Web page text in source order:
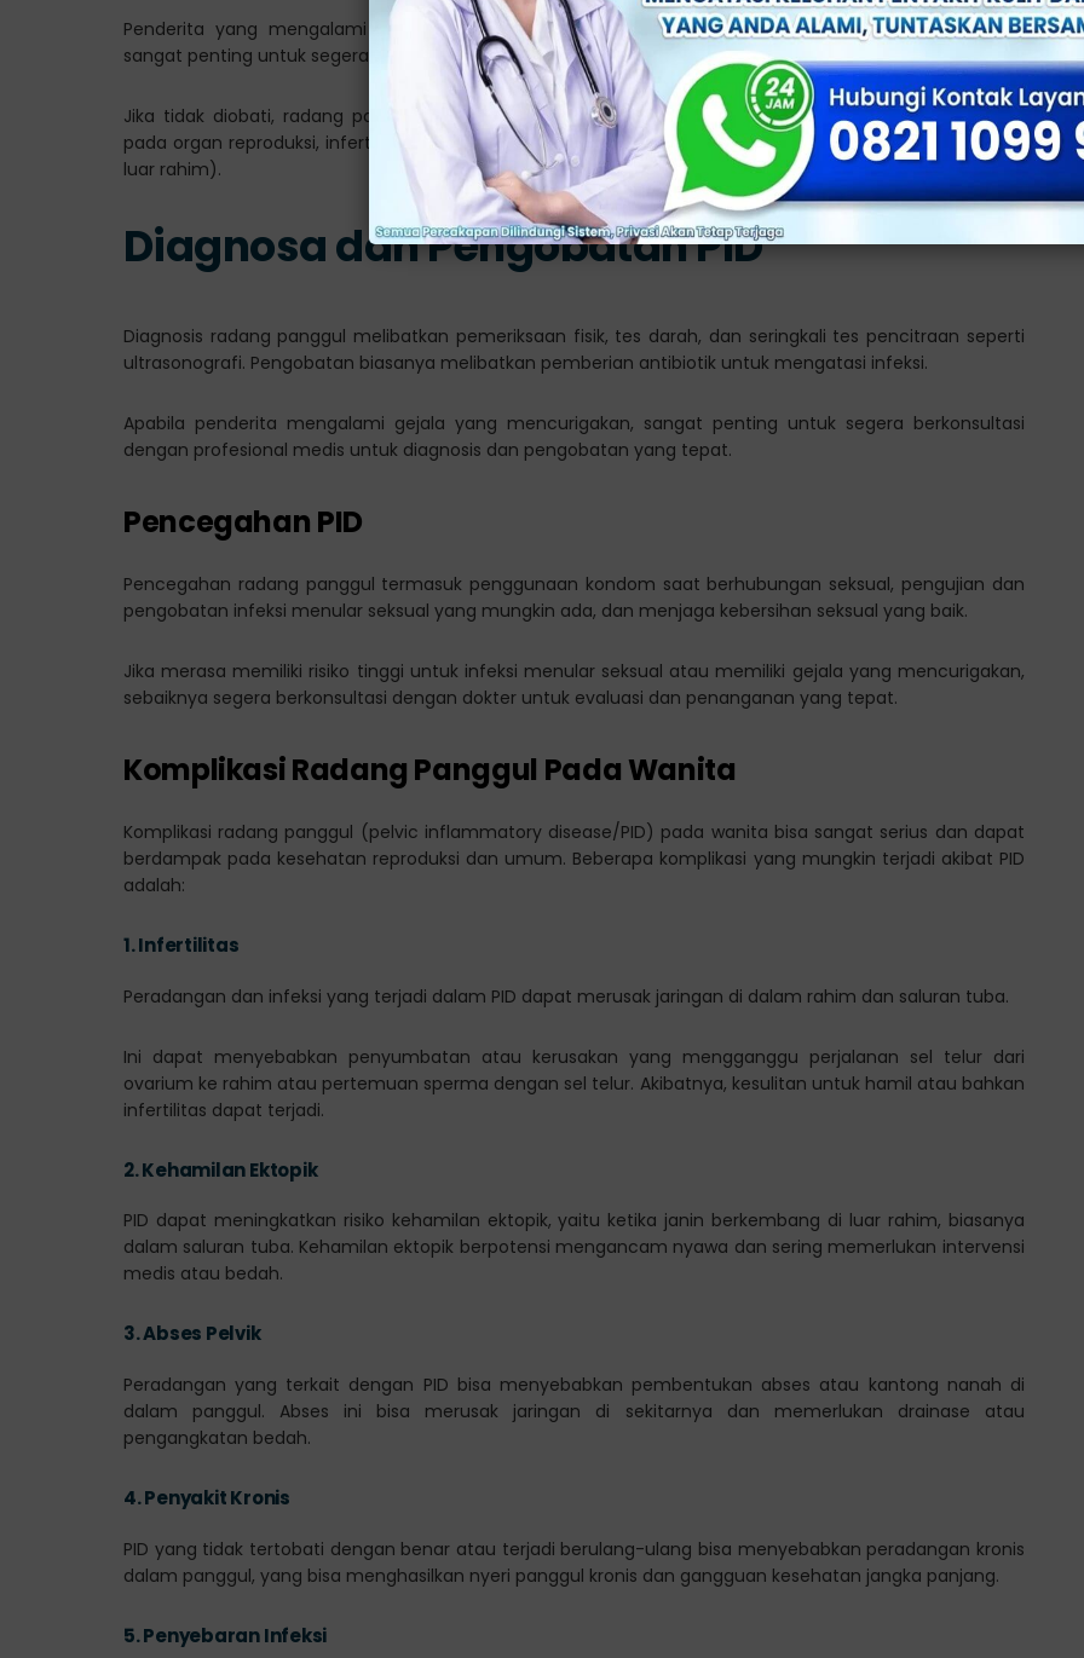
Penderita yang mengalami gejala-gejala ini atau memiliki kekhawatiran mengenai radang panggul,
sangat penting untuk segera berkonsultasi dengan profesional medis.
Jika tidak diobati, radang panggul dapat menyebabkan komplikasi serius seperti kerusakan permanen
pada organ reproduksi, infertilitas (ketidakmampuan untuk hamil), dan risiko kehamilan ektopik (hamil di
luar rahim).
Diagnosa dan Pengobatan PID
Diagnosis radang panggul melibatkan pemeriksaan fisik, tes darah, dan seringkali tes pencitraan seperti
ultrasonografi. Pengobatan biasanya melibatkan pemberian antibiotik untuk mengatasi infeksi.
Apabila penderita mengalami gejala yang mencurigakan, sangat penting untuk segera berkonsultasi
dengan profesional medis untuk diagnosis dan pengobatan yang tepat.
Pencegahan PID
Pencegahan radang panggul termasuk penggunaan kondom saat berhubungan seksual, pengujian dan
pengobatan infeksi menular seksual yang mungkin ada, dan menjaga kebersihan seksual yang baik.
Jika merasa memiliki risiko tinggi untuk infeksi menular seksual atau memiliki gejala yang mencurigakan,
sebaiknya segera berkonsultasi dengan dokter untuk evaluasi dan penanganan yang tepat.
Komplikasi Radang Panggul Pada Wanita
Komplikasi radang panggul (pelvic inflammatory disease/PID) pada wanita bisa sangat serius dan dapat
berdampak pada kesehatan reproduksi dan umum. Beberapa komplikasi yang mungkin terjadi akibat PID
adalah:
1.Infertilitas
Peradangan dan infeksi yang terjadi dalam PID dapat merusak jaringan di dalam rahim dan saluran tuba.
Ini dapat menyebabkan penyumbatan atau kerusakan yang mengganggu perjalanan sel telur dari
ovarium ke rahim atau pertemuan sperma dengan sel telur. Akibatnya, kesulitan untuk hamil atau bahkan
infertilitas dapat terjadi.
2.Kehamilan Ektopik
PID dapat meningkatkan risiko kehamilan ektopik, yaitu ketika janin berkembang di luar rahim, biasanya
dalam saluran tuba. Kehamilan ektopik berpotensi mengancam nyawa dan sering memerlukan intervensi
medis atau bedah.
3.Abses Pelvik
Peradangan yang terkait dengan PID bisa menyebabkan pembentukan abses atau kantong nanah di
dalam panggul. Abses ini bisa merusak jaringan di sekitarnya dan memerlukan drainase atau
pengangkatan bedah.
4.Penyakit Kronis
PID yang tidak tertobati dengan benar atau terjadi berulang-ulang bisa menyebabkan peradangan kronis
dalam panggul, yang bisa menghasilkan nyeri panggul kronis dan gangguan kesehatan jangka panjang.
5.Penyebaran Infeksi